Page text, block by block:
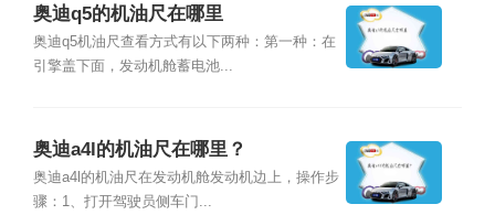
奥迪q5的机油尺在哪里
奥迪q5机油尺查看方式有以下两种：第一种：在
引擎盖下面，发动机舱蓄电池...
奥迪a4l的机油尺在哪里？
奥迪a4l的机油尺在发动机舱发动机边上，操作步
骤：1、打开驾驶员侧车门...